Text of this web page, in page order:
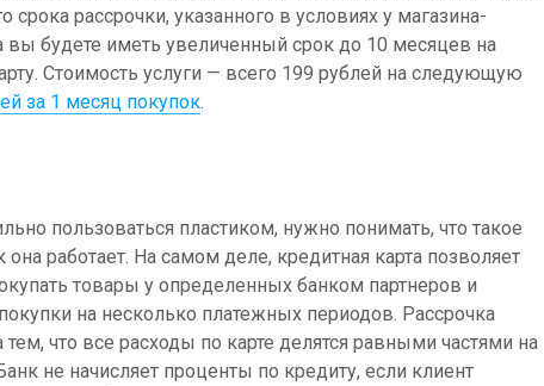
срока рассрочки, указанного в условиях у магазина-
вы будете иметь увеличенный срок до 10 месяцев на
Стоимость услуги — всего 199 рублей на следующую
за 1 месяц покупок
пользоваться пластиком, нужно понимать, что такое
она работает. На самом деле, кредитная карта позволяет
товары у определенных банком партнеров и
на несколько платежных периодов. Рассрочка
тем, что все расходы по карте делятся равными частями на
не начисляет проценты по кредиту, если клиент